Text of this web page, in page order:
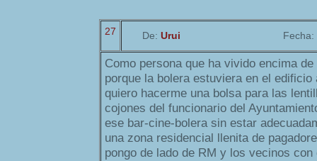
27 De: Urui Fecha:
Como persona que ha vivido encima
porque la bolera estuviera en el edificio
quiero hacerme una bolsa para las
cojones del funcionario del
ese bar-cine-bolera sin estar
una zona residencial llenita de
pongo de lado de RM y los vecinos con